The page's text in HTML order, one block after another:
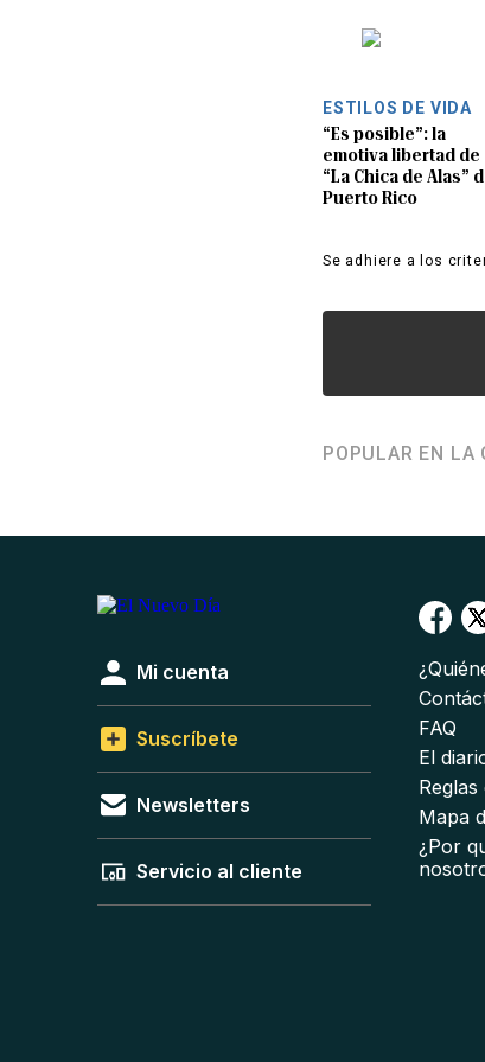
ESTILOS DE VIDA
“Es posible”: la
emotiva libertad de
“La Chica de Alas”
Puerto Rico
Se adhiere a los
POPULAR EN LA
Mi cuenta
Suscríbete
Newsletters
Servicio al cliente
FAQ
El
Mapa
¿Por